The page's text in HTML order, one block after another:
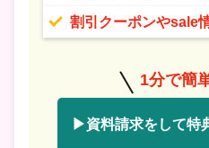
割引クーポンやsale
1分で簡
▶資料請求をして特